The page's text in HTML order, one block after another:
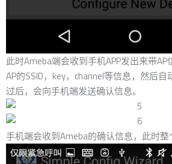
此时Ameba端会收到手机APP发出来带
AP的SSID，key，channel等信息，然后
过后，会向手机端发送确认信息。
手机端会收到Ameba的确认信息，此时整